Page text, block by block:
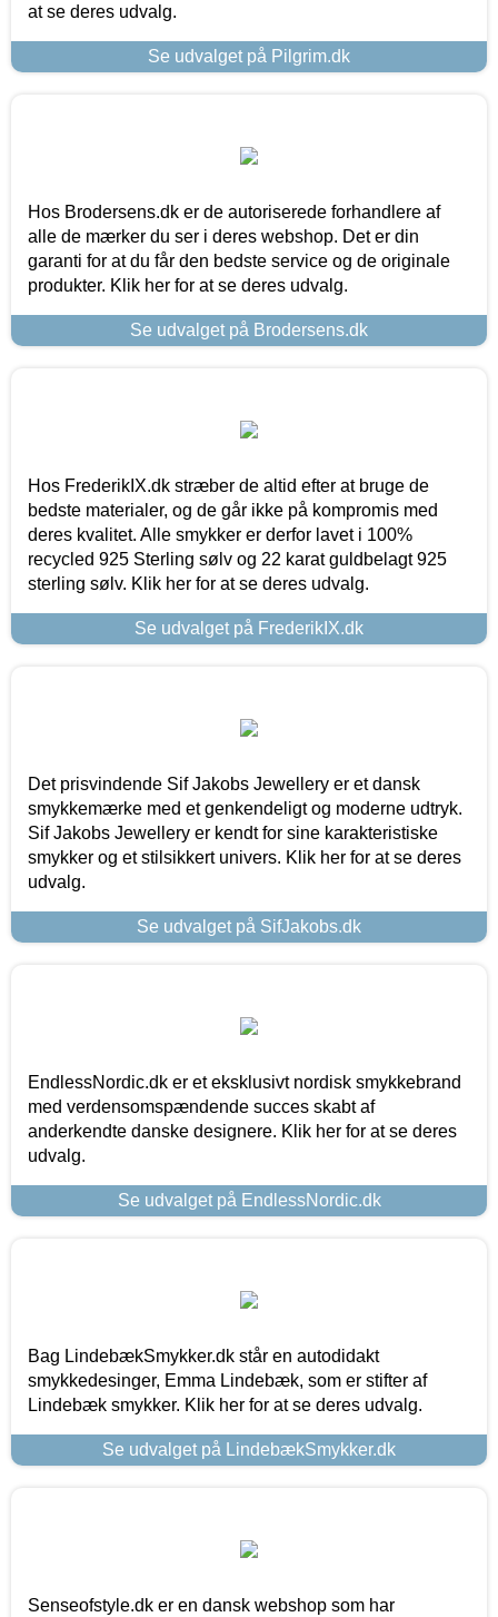
at se deres udvalg.
Se udvalget på Pilgrim.dk
Hos Brodersens.dk er de autoriserede forhandlere af
alle de mærker du ser i deres webshop. Det er din
garanti for at du får den bedste service og de originale
produkter. Klik her for at se deres udvalg.
Se udvalget på Brodersens.dk
Hos FrederikIX.dk stræber de altid efter at bruge de
bedste materialer, og de går ikke på kompromis med
deres kvalitet. Alle smykker er derfor lavet i 100%
recycled 925 Sterling sølv og 22 karat guldbelagt 925
sterling sølv. Klik her for at se deres udvalg.
Se udvalget på FrederikIX.dk
Det prisvindende Sif Jakobs Jewellery er et dansk
smykkemærke med et genkendeligt og moderne udtryk.
Sif Jakobs Jewellery er kendt for sine karakteristiske
smykker og et stilsikkert univers. Klik her for at se deres
udvalg.
Se udvalget på SifJakobs.dk
EndlessNordic.dk er et eksklusivt nordisk smykkebrand
med verdensomspændende succes skabt af
anderkendte danske designere. Klik her for at se deres
udvalg.
Se udvalget på EndlessNordic.dk
Bag LindebækSmykker.dk står en autodidakt
smykkedesinger, Emma Lindebæk, som er stifter af
Lindebæk smykker. Klik her for at se deres udvalg.
Se udvalget på LindebækSmykker.dk
Senseofstyle.dk er en dansk webshop som har